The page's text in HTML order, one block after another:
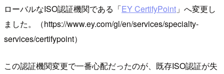
ローバルなISO認証機関である「EY CertifyPoint 」へ変更し
ました。（https://www.ey.com/gl/en/services/specialty-
services/certifypoint）
この認証機関変更で一番心配だったのが、既存ISO認証が失